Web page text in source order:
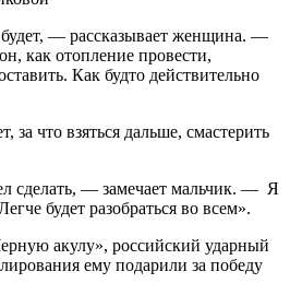
— рассказывает женщина. —
как отопление провести,
Как будто действительно
за что взяться дальше, смастерить
сделать, — замечает мальчик. — Я
будет разобраться во всем».
акулу», российский ударный
ему подарили за победу